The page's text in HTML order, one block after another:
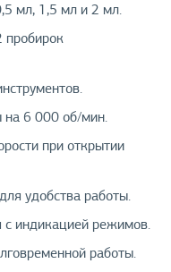
мл, 1,5 мл и 2 мл.
пробирок
на 6 000 об/мин.
при открытии
удобства работы.
с индикацией режимов.
работы.